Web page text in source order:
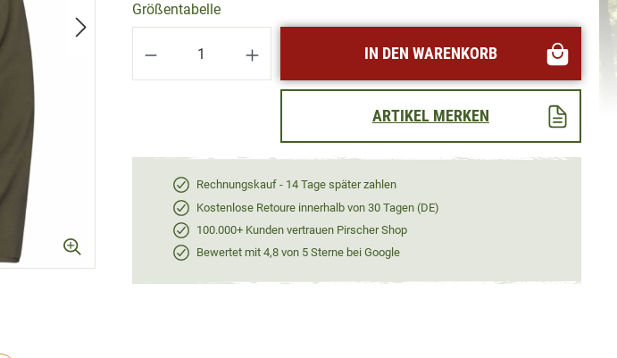
Größentabelle
Produkt Anzahl: Gib den gewünschten Wert ein
IN DEN WARENKORB
ARTIKEL MERKEN
Rechnungskauf - 14 Tage später zahlen
Kostenlose Retoure innerhalb von 30 Tagen (DE)
100.000+ Kunden vertrauen Pirscher Shop
Bewertet mit 4,8 von 5 Sterne bei Google